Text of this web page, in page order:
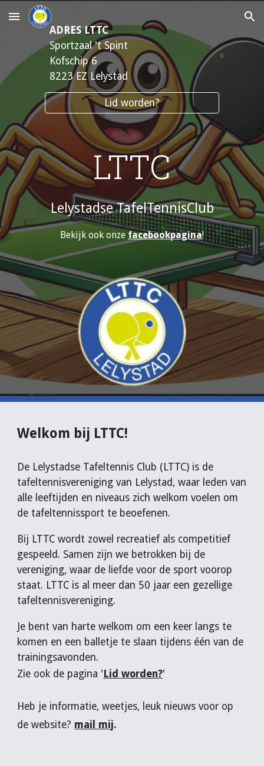
Skip to main content Skip to navigation
ADRES LTTC
Sportzaal 't Spint
Kofschip 6
8223 EZ Lelystad
Lid worden?
LTTC
Lelystadse TafelTennisClub
Bekijk ook onze facebookpagina!
Welkom bij LTTC!
De Lelystadse Tafeltennis Club (LTTC) is de
tafeltennisvereniging van Lelystad, waar leden van
alle leeftijden en niveaus zich welkom voelen om
de tafeltennissport te beoefenen.
Bij LTTC wordt zowel recreatief als competitief
gespeeld. Samen zijn we betrokken bij de
vereniging,waar de liefde voor de sport voorop
staat. LTTC is al meer dan 50 jaar een gezellige
tafeltennisvereniging.
Je bent van harte welkom om een keer langs te
komen en een balletje te slaan tijdens één van de
trainingsavonden.
Zie ook de pagina ' Lid worden?'
Heb je informatie, weetjes, leuk nieuws voor op
de website? mail mij.